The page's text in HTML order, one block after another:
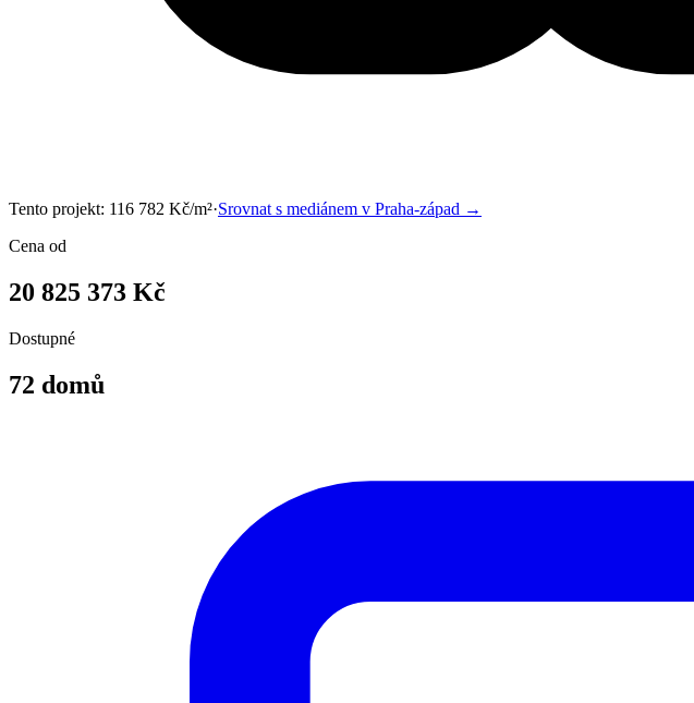
Tento projekt: 116 782 Kč/m²·Srovnat s mediánem v Praha-západ →
Cena od
20 825 373 Kč
Dostupné
72 domů